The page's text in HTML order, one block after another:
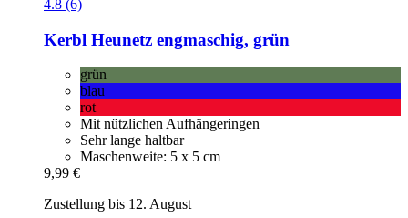
4.8 (6)
Kerbl Heunetz engmaschig, grün
grün
blau
rot
Mit nützlichen Aufhängeringen
Sehr lange haltbar
Maschenweite: 5 x 5 cm
9,99 €
Zustellung bis 12. August